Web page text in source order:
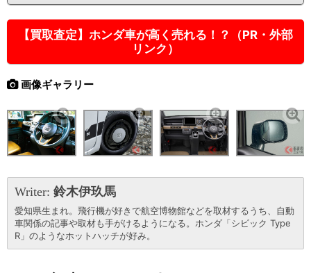
【買取査定】ホンダ車が高く売れる！？（PR・外部
リンク）
画像ギャラリー
Writer: 鈴木伊玖馬
愛知県生まれ。飛行機が好きで航空博物館などを取材するうち、自動
車関係の記事や取材も手がけるようになる。ホンダ「シビック Type
R」のようなホットハッチが好み。